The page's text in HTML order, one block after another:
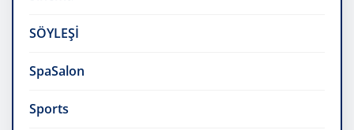
SÖYLEŞİ
SpaSalon
Sports